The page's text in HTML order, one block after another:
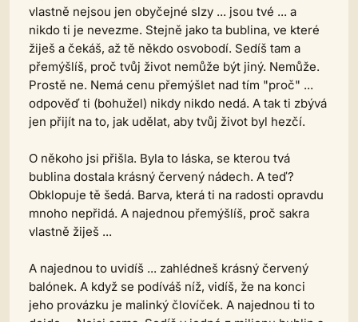
vlastně nejsou jen obyčejné slzy ... jsou tvé ... a
nikdo ti je nevezme. Stejně jako ta bublina, ve které
žiješ a čekáš, až tě někdo osvobodí. Sedíš tam a
přemýšlíš, proč tvůj život nemůže být jiný. Nemůže.
Prostě ne. Nemá cenu přemýšlet nad tím "proč" ...
odpověď ti (bohužel) nikdy nikdo nedá. A tak ti zbývá
jen přijít na to, jak udělat, aby tvůj život byl hezčí.
O někoho jsi přišla. Byla to láska, se kterou tvá
bublina dostala krásný červený nádech. A teď?
Obklopuje tě šedá. Barva, která ti na radosti opravdu
mnoho nepřidá. A najednou přemýšlíš, proč sakra
vlastně žiješ ...
A najednou to uvidíš ... zahlédneš krásný červený
balónek. A když se podíváš níž, vidíš, že na konci
jeho provázku je malinký človíček. A najednou ti to